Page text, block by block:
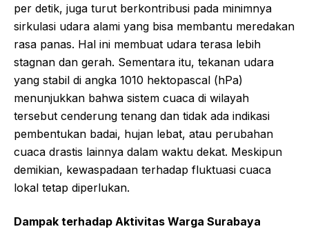
per detik, juga turut berkontribusi pada minimnya
sirkulasi udara alami yang bisa membantu meredakan
rasa panas. Hal ini membuat udara terasa lebih
stagnan dan gerah. Sementara itu, tekanan udara
yang stabil di angka 1010 hektopascal (hPa)
menunjukkan bahwa sistem cuaca di wilayah
tersebut cenderung tenang dan tidak ada indikasi
pembentukan badai, hujan lebat, atau perubahan
cuaca drastis lainnya dalam waktu dekat. Meskipun
demikian, kewaspadaan terhadap fluktuasi cuaca
lokal tetap diperlukan.
Dampak terhadap Aktivitas Warga Surabaya